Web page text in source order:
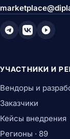
УЧАСТНИКИ И
Вендоры и
Заказчики
Кейсы внедрения
Регионы · 89